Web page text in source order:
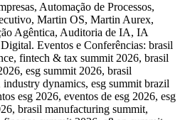
Automação de Processos,
Martin OS, Martin Aurex,
Agêntica, Auditoria de IA, IA
Eventos e Conferências: brasil
fintech & tax summit 2026, brasil
esg summit 2026, brasil
dynamics, esg summit brazil
esg 2026, eventos de esg 2026, esg
brasil manufacturing summit,